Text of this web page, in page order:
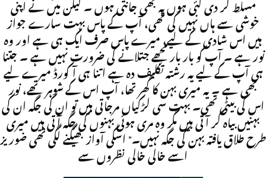
مسلط کر دی گئی ہوں یہ بھی جانتی ہوں ۔ لیکن میں نے اپنی
خوشی سے ہاں نہیں کی تھی، آپ کے پاس بہت سارے جواز
ہیں اس شادی کے لیے، میرے پاس صرف ایک ہی ہے اور وہ
نور ہے ۔ آپ کو بار بار مجھے جتلانے کی ضرورت نہیں ہے ۔ جتنا
ہی آپ کے لیے یہ رشتہ تکلیف دہ ہے اتنا ہی آکورڈ میرے لیے
بھی ہے ۔ یہ میری بہن کا گھر تھا، آپ اس کے شوہر تھے، نور
اس کی بیٹی تھی۔ بہت سی لڑکیاں مرجاتی ہیں تو ان کی جگہ ان کی
بہنیں بیاہ کر آتی ہیں مگر وہ مری ہوئی بہنوں کی جگہ آتی ہیں میری
طرح طلاق یافتہ بہن کی جگہ نہیں۔” اسکی آواز بھیگنے لگی تھی ضوریز
اسے خالی خالی نظروں سے